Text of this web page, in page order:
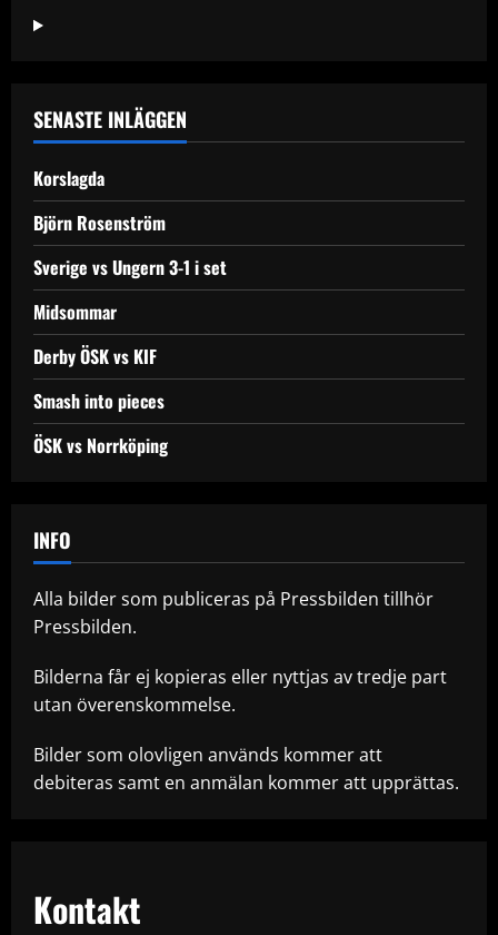
SENASTE INLÄGGEN
Korslagda
Björn Rosenström
Sverige vs Ungern 3-1 i set
Midsommar
Derby ÖSK vs KIF
Smash into pieces
ÖSK vs Norrköping
INFO
Alla bilder som publiceras på Pressbilden tillhör
Pressbilden.
Bilderna får ej kopieras eller nyttjas av tredje part
utan överenskommelse.
Bilder som olovligen används kommer att
debiteras samt en anmälan kommer att upprättas.
Kontakt